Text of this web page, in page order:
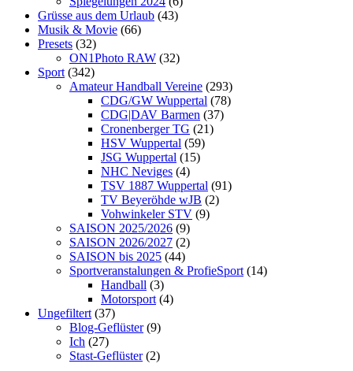
Grüsse aus dem Urlaub (43)
Musik & Movie (66)
Presets (32)
ON1Photo RAW (32)
Sport (342)
Amateur Handball Vereine (293)
CDG/GW Wuppertal (78)
CDG|DAV Barmen (37)
Cronenberger TG (21)
HSV Wuppertal (59)
JSG Wuppertal (15)
NHC Neviges (4)
TSV 1887 Wuppertal (91)
TV Beyeröhde wJB (2)
Vohwinkeler STV (9)
SAISON 2025/2026 (9)
SAISON 2026/2027 (2)
SAISON bis 2025 (44)
Sportveranstalungen & ProfieSport (14)
Handball (3)
Motorsport (4)
Ungefiltert (37)
Blog-Geflüster(9)
Ich (27)
Stast-Geflüster(2)